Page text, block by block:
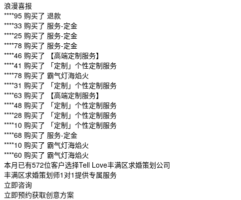
浪漫喜报
****95 购买了 退款
****33 购买了 服务-定金
****25 购买了 服务-定金
****78 购买了 服务-定金
****46 购买了 【高端定制服务】
****41 购买了 「定制」个性定制服务
****78 购买了 霸气灯海焰火
****31 购买了 「定制」个性定制服务
****63 购买了 【高端定制服务】
****48 购买了 「定制」个性定制服务
****28 购买了 「定制」个性定制服务
****10 购买了 「定制」个性定制服务
****68 购买了 服务-定金
****10 购买了 霸气灯海焰火
****60 购买了 霸气灯海焰火
本月已有572位客户选择Tell Love丰满区求婚策划公司
丰满区求婚策划师1对1提供专属服务
立即咨询
立即预约获取创意方案